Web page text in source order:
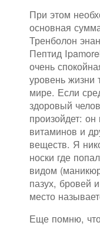
При этом
основная
Тренболон
Пептид
очень
уровень жизни
мире. Если
здоровый
произойдет: он
витаминов и
веществ. Я
носки где
видом
пазух, бровей
место
Еще помню,